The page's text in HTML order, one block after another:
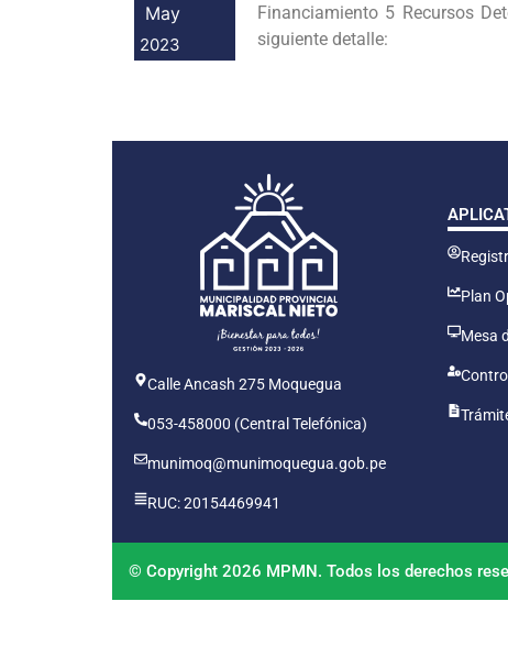
May
2023
Financiamiento 5 Recursos
siguiente detalle:
Calle Ancash 275 Moquegua
053-458000 (Central Telefónica)
munimoq@munimoquegua.gob.pe
RUC: 20154469941
Plan
Mesa
© Copyright 2026 MPMN. Todos los derechos